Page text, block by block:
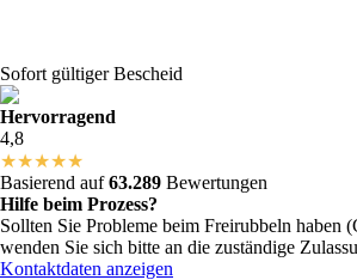
Sofort gültiger Bescheid
Hervorragend
4,8
★★★★★
Basierend auf63.289 Bewertungen
Hilfe beim Prozess?
Sollten Sie Probleme beim Freirubbeln haben
wenden Sie sich bitte an die zuständige
Kontaktdaten anzeigen